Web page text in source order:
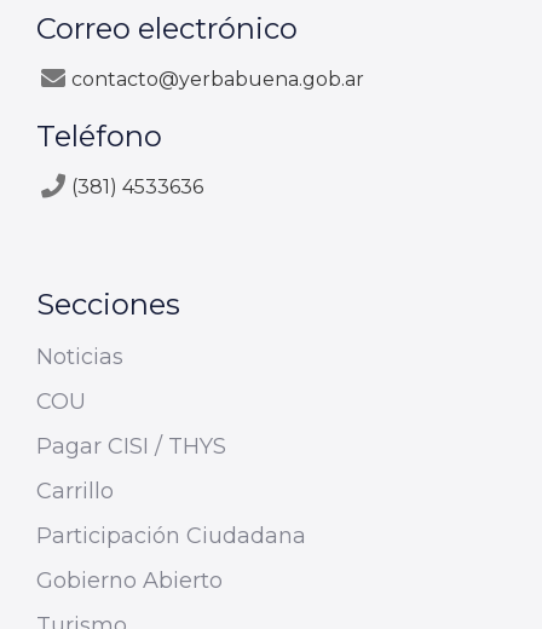
Correo electrónico
contacto@yerbabuena.gob.ar
Teléfono
(381) 4533636
Secciones
Noticias
COU
Pagar CISI / THYS
Carrillo
Participación Ciudadana
Gobierno Abierto